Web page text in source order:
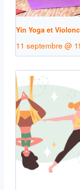
Yin Yoga et
11 septembre @